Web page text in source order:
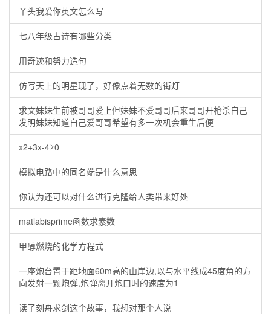
丫头我爱你英文怎么写
七八年级古诗有哪些分类
用奇迹和努力造句
仿写天上的明星现了，好像点着无数的街灯
求文妹妹生前被哥哥爱上但妹妹不爱哥哥后来哥哥开枪杀自己
发明妹妹知道自己爱哥哥希望有多一次机会重生后便
x2+3x-4≥0
模拟电路中的同名端是什么意思
你认为还可以对什么进行克隆给人类带来好处
matlabisprime函数求素数
甲醇燃烧的化学方程式
一座炮台置于距地面60m高的山崖边,以与水平线成45度角的方
向发射一颗炮弹,炮弹离开炮口时的速度为1
读了刻舟求剑这个故事，我想对那个人说